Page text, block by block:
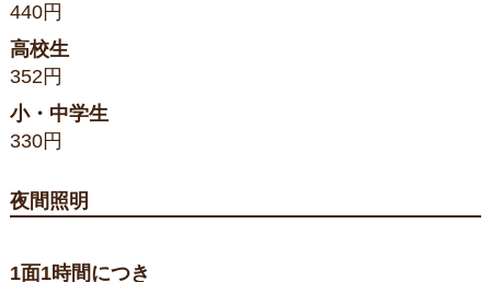
440円
高校生
352円
小・中学生
330円
夜間照明
1面1時間につき